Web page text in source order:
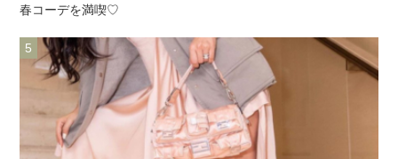
春コーデを満喫♡